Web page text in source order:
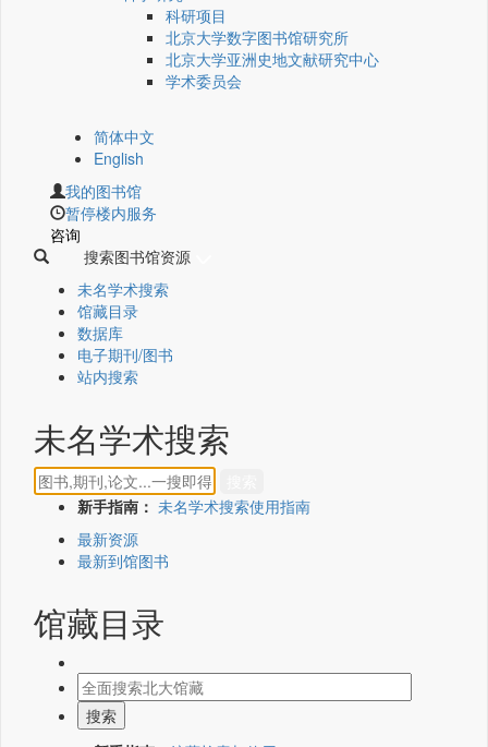
科研项目
北京大学数字图书馆研究所
北京大学亚洲史地文献研究中心
学术委员会
简体中文
English
我的图书馆
暂停楼内服务
咨询
搜索图书馆资源
未名学术搜索
馆藏目录
数据库
电子期刊/图书
站内搜索
未名学术搜索
新手指南： 未名学术搜索使用指南
最新资源
最新到馆图书
馆藏目录